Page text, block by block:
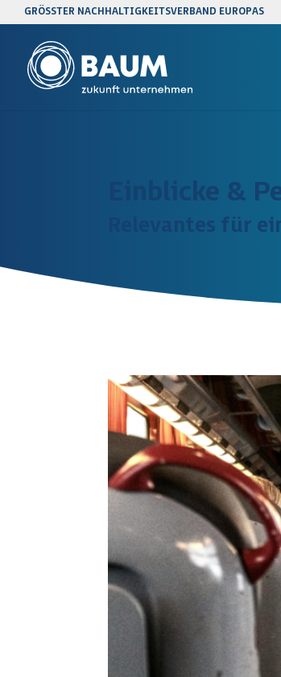
GRÖSSTER NACHHALTIGKEITSVERBAND EUROPAS
Einblicke &
Relevantes für